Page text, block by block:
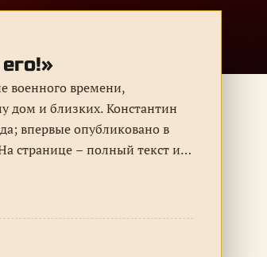
военного времени,
и близких. Константин
впервые опубликовано в
странице – полный текст и